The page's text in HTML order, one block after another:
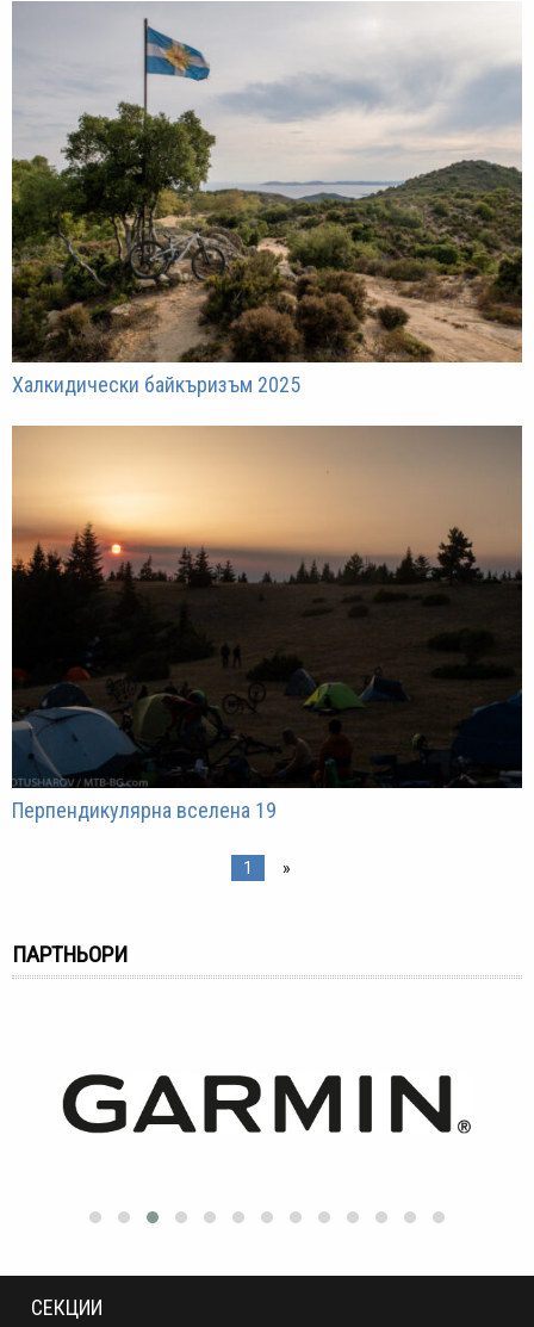
Халкидически байкъризъм 2025
Перпендикулярна вселена 19
1 »
ПАРТНЬОРИ
СЕКЦИИ